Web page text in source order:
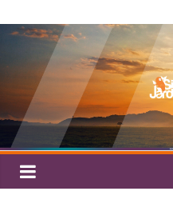
para
conteúdo
Silva
Jardim